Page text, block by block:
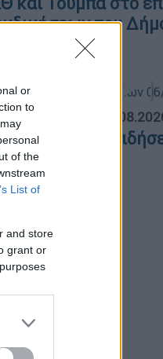
or
to
of the
List of
and store
grant or
του
δελτίο
2026